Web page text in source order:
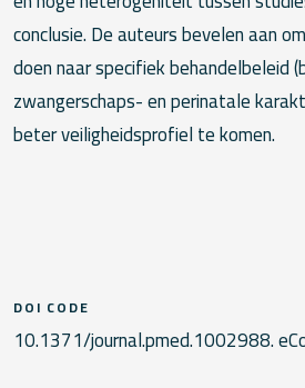
conclusie. De auteurs bevelen aan
doen naar specifiek behandelbeleid
zwangerschaps- en perinatale
beter veiligheidsprofiel te komen.
DOI CODE
10.1371/journal.pmed.1002988.